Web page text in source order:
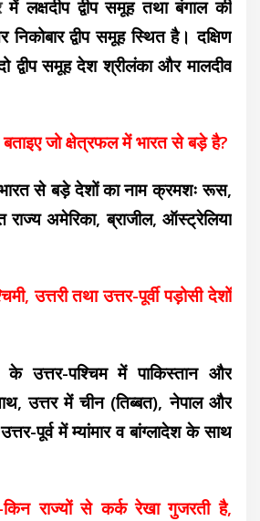
में लक्षदीप द्वीप समूह तथा बंगाल की
द्वीप समूह स्थित है। दक्षिण
द्वीप समूह देश श्रीलंका और मालदीव
जो क्षेत्रफल में भारत से बड़े है?
से बड़े देशों का नाम क्रमशः रूस,
अमेरिका, ब्राजील, ऑस्ट्रेलिया
उत्तरी तथा उत्तर-पूर्वी पड़ोसी देशों
उत्तर-पश्चिम में पाकिस्तान और
उत्तर में चीन (तिब्बत), नेपाल और
पूर्व में म्यांमार व बांग्लादेश के साथ
राज्यों से कर्क रेखा गुजरती है,